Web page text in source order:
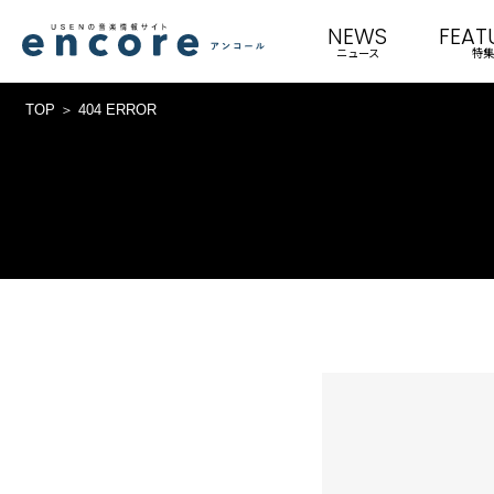
NEWS
ニュース 特集
TOP 404 ERROR